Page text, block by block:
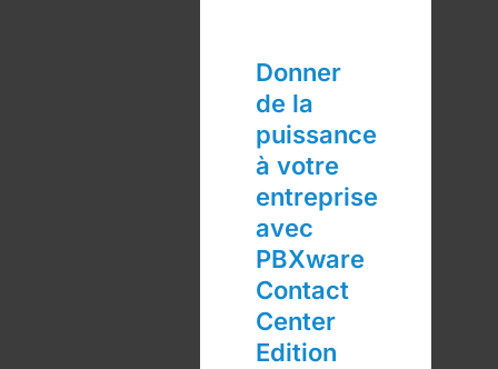
Donner
de la
puissance
à votre
entreprise
avec
PBXware
Contact
Center
Edition